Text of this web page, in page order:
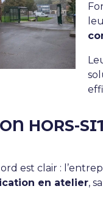
HORS-
est clair :
en atelier,